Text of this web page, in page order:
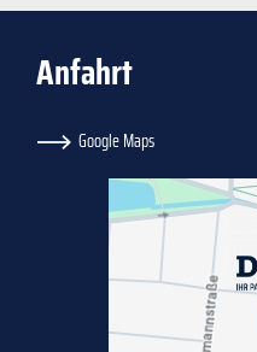
Anfahrt
Google Maps